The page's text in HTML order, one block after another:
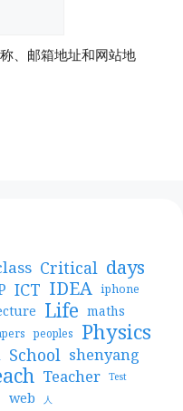
、邮箱地址和网站地
Critical days
ICT IDEA iphone
Life maths
peoples Physics
School shenyang
Teacher Test
web 人